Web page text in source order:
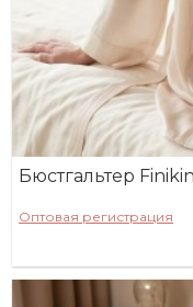
Бюстгальтер
Оптовая регистрация